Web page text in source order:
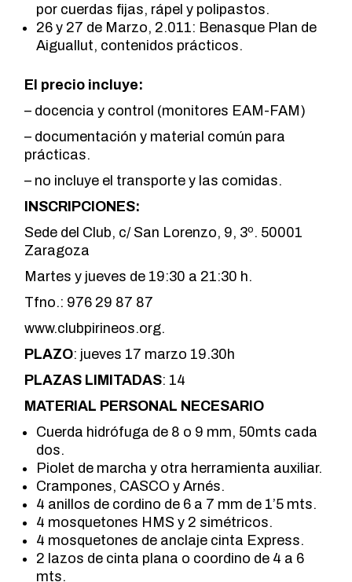
por cuerdas fijas, rápel y polipastos.
26 y 27 de Marzo, 2.011: Benasque Plan de
Aiguallut, contenidos prácticos.
El precio incluye:
– docencia y control (monitores EAM-FAM)
– documentación y material común para
prácticas.
– no incluye el transporte y las comidas.
INSCRIPCIONES:
Sede del Club, c/ San Lorenzo, 9, 3º. 50001
Zaragoza
Martes y jueves de 19:30 a 21:30 h.
Tfno.: 976 29 87 87
www.clubpirineos.org.
PLAZO: jueves 17 marzo 19.30h
PLAZAS LIMITADAS: 14
MATERIAL PERSONAL NECESARIO
Cuerda hidrófuga de 8 o 9 mm, 50mts cada
dos.
Piolet de marcha y otra herramienta auxiliar.
Crampones, CASCO y Arnés.
4 anillos de cordino de 6 a 7 mm de 1’5 mts.
4 mosquetones HMS y 2 simétricos.
4 mosquetones de anclaje cinta Express.
2 lazos de cinta plana o coordino de 4 a 6
mts.